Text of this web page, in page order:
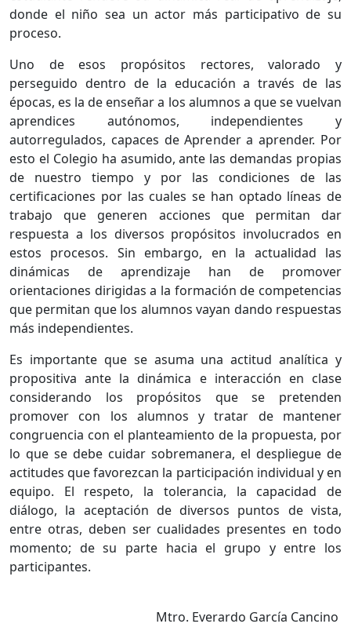
donde el niño sea un actor más participativo de su
proceso.
Uno de esos propósitos rectores, valorado y
perseguido dentro de la educación a través de las
épocas, es la de enseñar a los alumnos a que se vuelvan
aprendices autónomos, independientes y
autorregulados, capaces de Aprender a aprender. Por
esto el Colegio ha asumido, ante las demandas propias
de nuestro tiempo y por las condiciones de las
certificaciones por las cuales se han optado líneas de
trabajo que generen acciones que permitan dar
respuesta a los diversos propósitos involucrados en
estos procesos. Sin embargo, en la actualidad las
dinámicas de aprendizaje han de promover
orientaciones dirigidas a la formación de competencias
que permitan que los alumnos vayan dando respuestas
más independientes.
Es importante que se asuma una actitud analítica y
propositiva ante la dinámica e interacción en clase
considerando los propósitos que se pretenden
promover con los alumnos y tratar de mantener
congruencia con el planteamiento de la propuesta, por
lo que se debe cuidar sobremanera, el despliegue de
actitudes que favorezcan la participación individual y en
equipo. El respeto, la tolerancia, la capacidad de
diálogo, la aceptación de diversos puntos de vista,
entre otras, deben ser cualidades presentes en todo
momento; de su parte hacia el grupo y entre los
participantes.
Mtro. Everardo García Cancino